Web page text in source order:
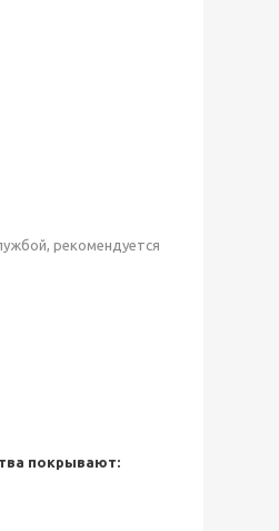
рекомендуется
покрывают: